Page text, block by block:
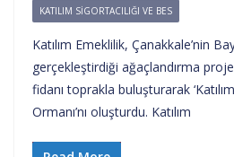
KATILIM SIGORTACILIĞI VE BES
Katılım Emeklilik, Çanakkale’nin
gerçekleştirdiği ağaçlandırma
fidanı toprakla buluşturarak
Ormanı’nı oluşturdu. Katılım